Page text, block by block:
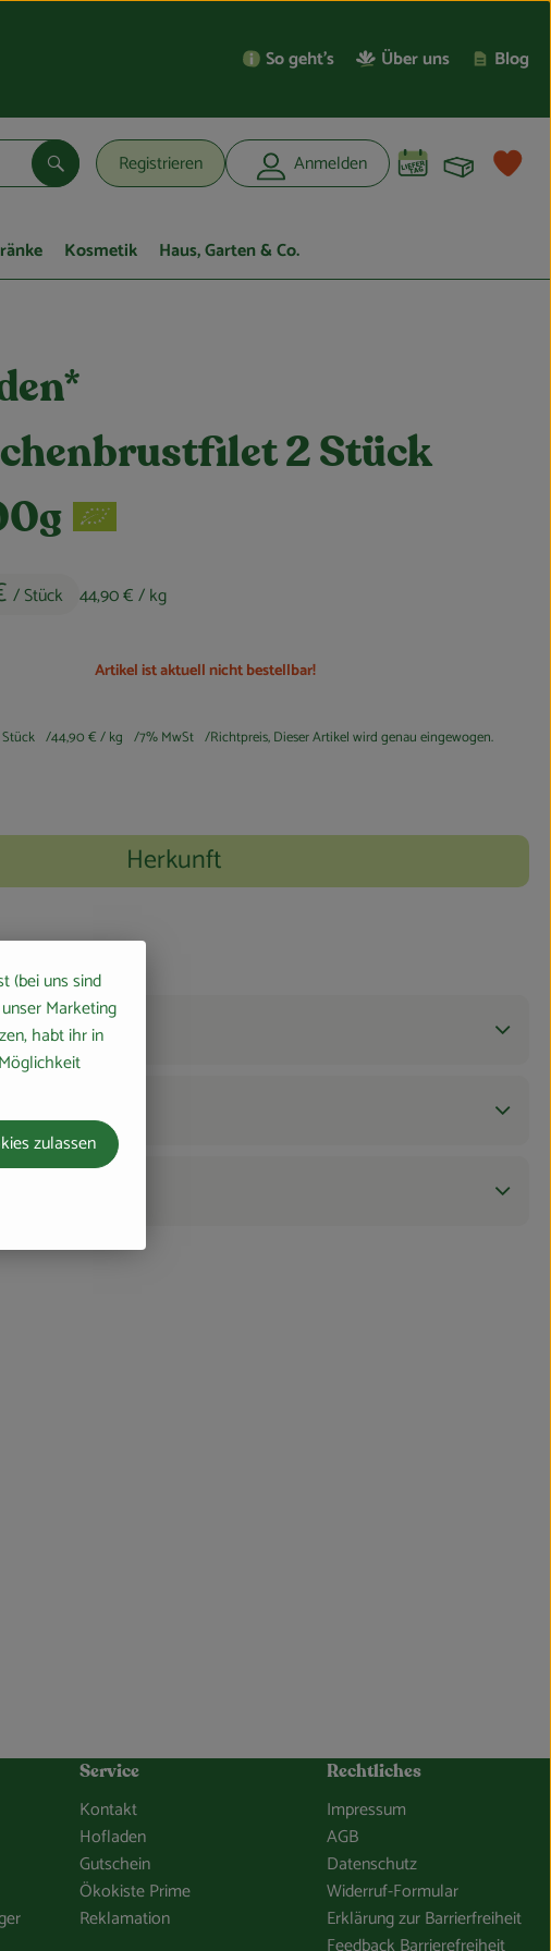
So geht’s Über uns Blog
Registrieren Anmelden
Suchen
Kosmetik Haus, Garten & Co.
2 Stück
/ Stück 44,90 €/ kg
Artikel ist aktuell nicht bestellbar!
44,90 €/ kg 7% MwSt Richtpreis,Dieser Artikel wird genau eingewogen.
Herkunft
Service
Kontakt
Hofladen
Gutschein
Ökokiste Prime
Reklamation
Rechtliches
Impressum
AGB
Datenschutz
Widerruf-Formular
Erklärung zur Barrierfreiheit
(bei uns sind
Marketing
habt ihr in
zulassen